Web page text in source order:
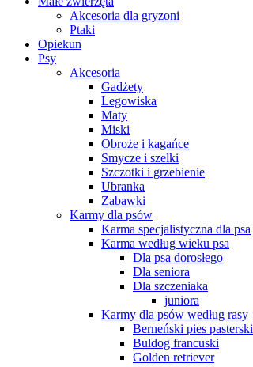
Akcesoria dla gryzoni
Ptaki
Opiekun
Psy
Akcesoria
Gadżety
Legowiska
Maty
Miski
Obroże i kagańce
Smycze i szelki
Szczotki i grzebienie
Ubranka
Zabawki
Karmy dla psów
Karma specjalistyczna dla psa
Karma według wieku psa
Dla psa dorosłego
Dla seniora
Dla szczeniaka
juniora
Karmy dla psów według rasy
Berneński pies pasterski
Buldog francuski
Golden retriever